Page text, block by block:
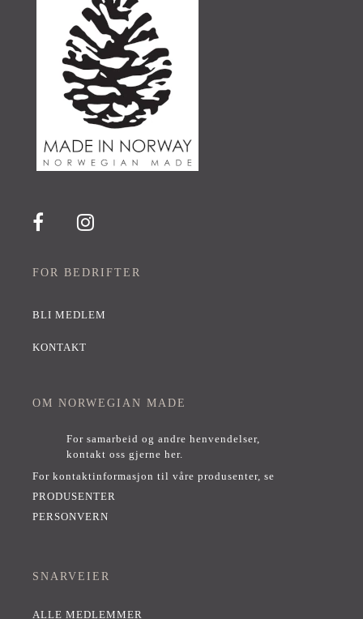
FOR BEDRIFTER
BLI MEDLEM
KONTAKT
OM NORWEGIAN MADE
For samarbeid og andre henvendelser,
kontakt oss gjerne her.
For kontaktinformasjon til våre produsenter, se
PRODUSENTER
PERSONVERN
SNARVEIER
ALLE MEDLEMMER